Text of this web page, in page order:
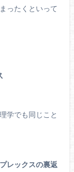
ったくといって
学でも同じこと
レックスの裏返